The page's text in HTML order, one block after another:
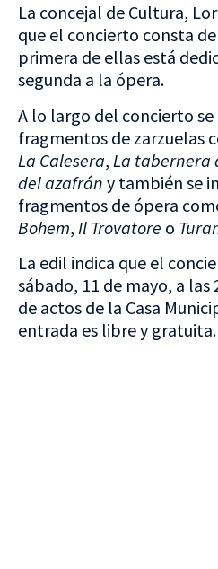
La concejal de Cultura,
que el concierto consta
primera de ellas está
segunda a la ópera.
A lo largo del concierto
fragmentos de zarzuelas
La Calesera, La tabernera
del azafrán y también se
fragmentos de ópera
Bohem, Il Trovatore o
La edil indica que el
sábado, 11 de mayo, a las
de actos de la Casa
entrada es libre y gratuita.